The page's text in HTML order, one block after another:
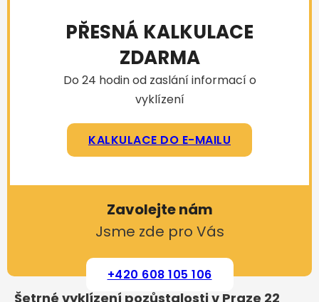
PŘESNÁ KALKULACE
ZDARMA
Do 24 hodin od zaslání informací o
vyklízení
KALKULACE DO E-MAILU
Zavolejte nám
Jsme zde pro Vás
+420 608 105 106
Šetrné vyklízení pozůstalosti v Praze 22